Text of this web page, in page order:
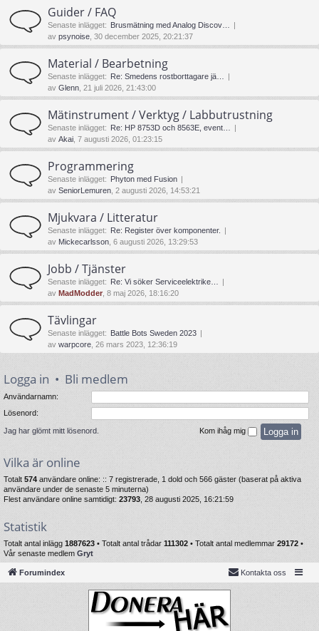
Guider / FAQ
Senaste inlägget: Brusmätning med Analog Discov…
av psynoise , 30 december 2025, 20:21:37
Material / Bearbetning
Senaste inlägget: Re: Smedens rostborttagare jä…
av Glenn , 21 juli 2026, 21:43:00
Mätinstrument / Verktyg / Labbutrustning
Senaste inlägget: Re: HP 8753D och 8563E, event…
av Akai , 7 augusti 2026, 01:23:15
Programmering
Senaste inlägget: Phyton med Fusion
av SeniorLemuren , 2 augusti 2026, 14:53:21
Mjukvara / Litteratur
Senaste inlägget: Re: Register över komponenter.
av Mickecarlsson , 6 augusti 2026, 13:29:53
Jobb / Tjänster
Senaste inlägget: Re: Vi söker Serviceelektrike…
av MadModder , 8 maj 2026, 18:16:20
Tävlingar
Senaste inlägget: Battle Bots Sweden 2023
av warpcore , 26 mars 2023, 12:36:19
Logga in • Bli medlem
Användarnamn:
Lösenord:
Jag har glömt mitt lösenord. Kom ihåg mig
Vilka är online
Totalt 574 användare online: :: 7 registrerade, 1 dold och 566 gäster (baserat på aktiva
användare under de senaste 5 minuterna)
Flest användare online samtidigt: 23793 , 28 augusti 2025, 16:21:59
Statistik
Totalt antal inlägg 1887623 • Totalt antal trådar 111302 • Totalt antal medlemmar 29172 •
Vår senaste medlem Gryt
Forumindex Kontakta oss